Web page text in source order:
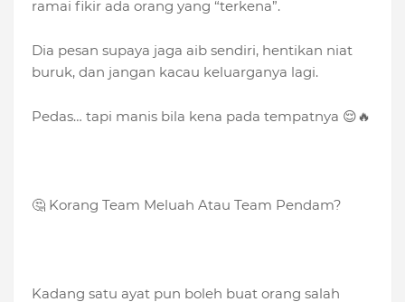
ramai fikir ada orang yang “terkena”.
Dia pesan supaya jaga aib sendiri, hentikan niat
buruk, dan jangan kacau keluarganya lagi.
Pedas… tapi manis bila kena pada tempatnya 😌🔥
🤔 Korang Team Meluah Atau Team Pendam?
Kadang satu ayat pun boleh buat orang salah